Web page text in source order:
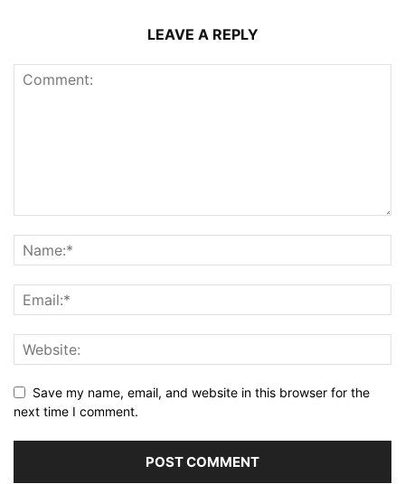
LEAVE A REPLY
Save my name, email, and website in this browser for the
next time I comment.